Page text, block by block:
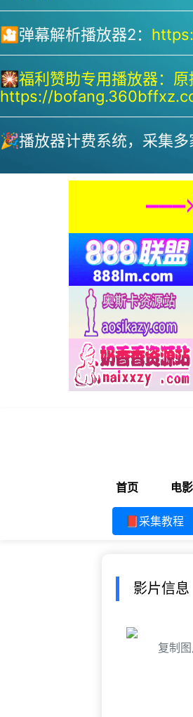
🎦弹幕解析播放器2：
🎇福利赞助专用播放器：
https://
🎉播放器计费系统，采集
首页 电影
📕采集教程
影片信息
复制